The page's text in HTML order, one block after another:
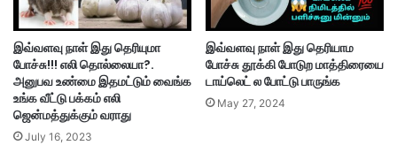
இவ்வளவு நாள் இது தெரியுமா
போச்சு!!! எலி தொல்லையா?.
அனுபவ உண்மை இதமட்டும் வைங்க
உங்க வீட்டு பக்கம் எலி
ஜென்மத்துக்கும் வராது
July 16, 2023
இவ்வளவு நாள் இது தெரியாம
போச்சு தூக்கி போடுற மாத்திரையை
டாய்லெட் ல போட்டு பாருங்க
May 27, 2024